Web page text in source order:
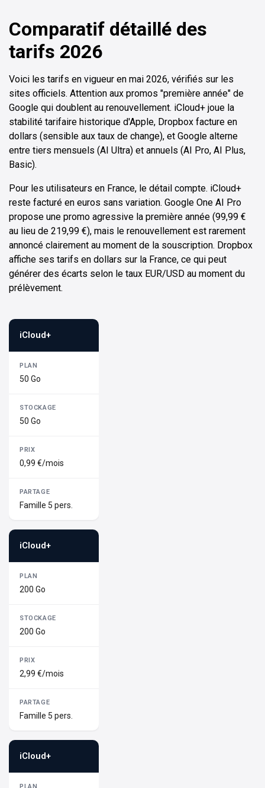
Comparatif détaillé des
tarifs 2026
Voici les tarifs en vigueur en mai 2026, vérifiés sur les
sites officiels. Attention aux promos "première année" de
Google qui doublent au renouvellement. iCloud+ joue la
stabilité tarifaire historique d'Apple, Dropbox facture en
dollars (sensible aux taux de change), et Google alterne
entre tiers mensuels (AI Ultra) et annuels (AI Pro, AI Plus,
Basic).
Pour les utilisateurs en France, le détail compte. iCloud+
reste facturé en euros sans variation. Google One AI Pro
propose une promo agressive la première année (99,99 €
au lieu de 219,99 €), mais le renouvellement est rarement
annoncé clairement au moment de la souscription. Dropbox
affiche ses tarifs en dollars sur la France, ce qui peut
générer des écarts selon le taux EUR/USD au moment du
prélèvement.
iCloud+
50 Go
50 Go
0,99 €/mois
Famille 5 pers.
iCloud+
200 Go
200 Go
2,99 €/mois
Famille 5 pers.
iCloud+